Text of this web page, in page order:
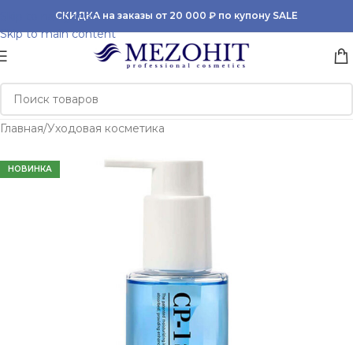
Skip to navigation
Skip to main content
СКИДКА на заказы от 20 000 ₽ по купону SALE
Главная/Уходовая косметика
НОВИНКА